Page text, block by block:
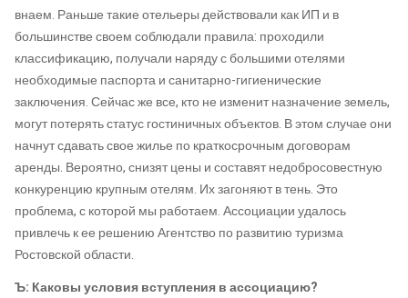
внаем. Раньше такие отельеры действовали как ИП и в
большинстве своем соблюдали правила: проходили
классификацию, получали наряду с большими отелями
необходимые паспорта и санитарно-гигиенические
заключения. Сейчас же все, кто не изменит назначение земель,
могут потерять статус гостиничных объектов. В этом случае они
начнут сдавать свое жилье по краткосрочным договорам
аренды. Вероятно, снизят цены и составят недобросовестную
конкуренцию крупным отелям. Их загоняют в тень. Это
проблема, с которой мы работаем. Ассоциации удалось
привлечь к ее решению Агентство по развитию туризма
Ростовской области.
Ъ: Каковы условия вступления в ассоциацию?